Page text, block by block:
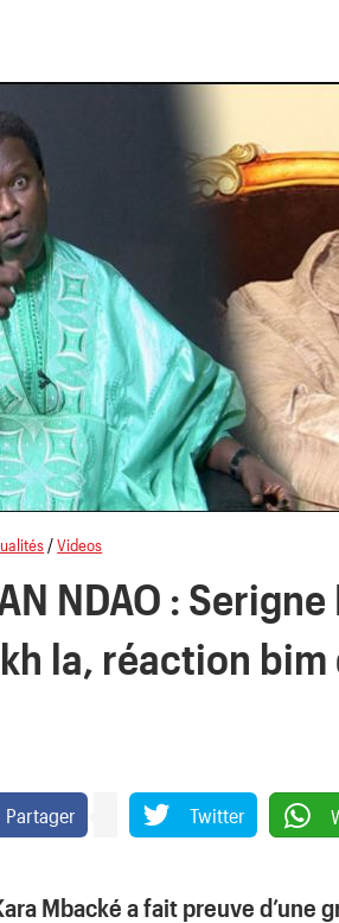
/Videos
NDAO :
la, réaction
Partager Twitter
Mbacké a fait preuve d’une